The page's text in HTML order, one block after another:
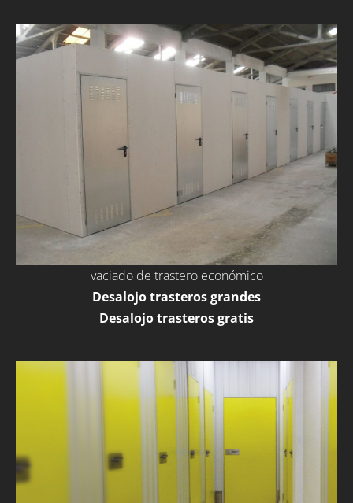
vaciado de trastero económico
Desalojo trasteros grandes
Desalojo trasteros gratis